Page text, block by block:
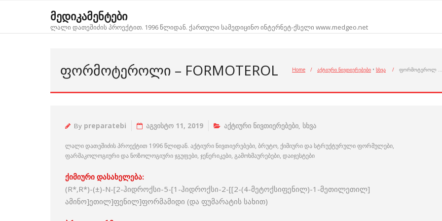
მედიკამენტები
ლალი დათეშიძის პროექტით. 1996 წლიდან. ქართული სამედიცინო ინტერნეტ-ქსელი www.medgeo.net
ᲤᲝᲠᲛᲝᲢᲔᲠᲝᲚᲘ – FORMOTEROL Home / აქტიური ნივთიერებები • სხვა / ფორმოტეროლ …
By preparatebi აგვისტო 11, 2019 აქტიური ნივთიერებები, სხვა
ლალი დათეშიძის პროექტით 1996 წლიდან. აქტიური ნივთიერებები, ბრუტო, ქიმიური და სტრუქტურული ფორმულები,
ფარმაკოლოგიური და ნოზოლოგიური ჯგუფები, ჯენერიკები, გამოხმაურებები, დაიჯესტები
ქიმიური დასახელება:
(R*,R*)-(±)-N-[2-ჰიდროქსი-5-[1-ჰიდროქსი-2-[[2-(4-მეტოქსიფენილ)-1-მეთილეთილ]
ამინო]ეთილ]ფენილ]ფორმამიდი (და ფუმარატის სახით)